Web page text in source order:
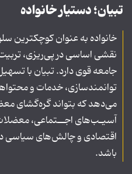
تبیان؛ دستیار خانواده
خانواده به عنوان کوچکترین
نقشی اساسی در پی‌ریزی،
جامعه قوی دارد. تبیان با
توانمندسازی، خدمات و
می‌دهد که بتواند گره‌گشای
آسیـب‌های اجــتماعی،
اقتصادی و چالش‌های سیاسی
باشد.